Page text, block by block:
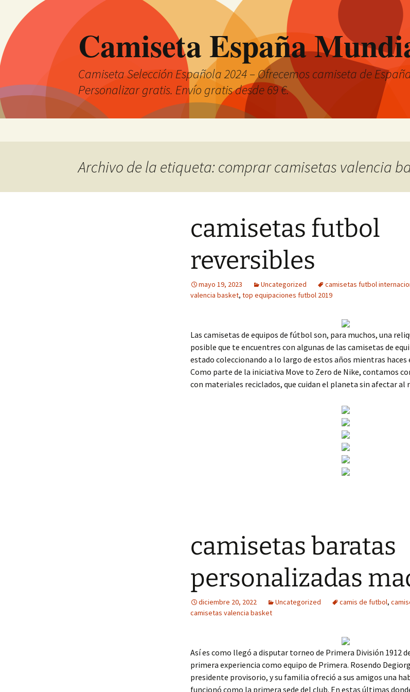
Camiseta España
Camiseta Selección Española 2024 – Ofrecemos camiseta de
Personalizar gratis. Envío gratis desde 69 €.
Archivo de la etiqueta: comprar camisetas valencia
camisetas futbol
reversibles
mayo 19, 2023 Uncategorized camisetas futbol
valencia basket, top equipaciones futbol 2019
Las camisetas de equipos de fútbol son, para muchos, una
posible que te encuentres con algunas de las camisetas de
estado coleccionando a lo largo de estos años mientras haces
Como parte de la iniciativa Move to Zero de Nike, contamos
con materiales reciclados, que cuidan el planeta sin afectar al
camisetas baratas
personalizadas
diciembre 20, 2022 Uncategorized camis de futbol,
camisetas valencia basket
Así es como llegó a disputar torneo de Primera División 1912
primera experiencia como equipo de Primera. Rosendo
presidente provisorio, y su familia ofreció a sus amigos una
funcionó como la primera sede del club. En estas últimas